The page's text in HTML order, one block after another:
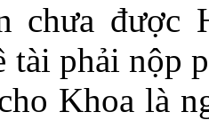
chưa được
tài phải nộp
Khoa là